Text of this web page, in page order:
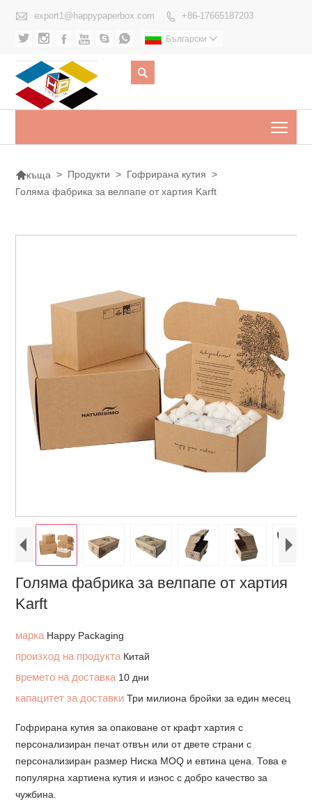
 export1@happypaperbox.com  +86-17665187203
      Български 

къща > Продукти > Гофрирана кутия >
Голяма фабрика за велпапе от хартия Karft
Голяма фабрика за велпапе от хартия
Karft
марка Happy Packaging
произход на продукта Китай
времето на доставка 10 дни
капацитет за доставкиТри милиона бройки за един месец
Гофрирана кутия за опаковане от крафт хартия с
персонализиран печат отвън или от двете страни с
персонализиран размер Ниска MOQ и евтина цена. Това е
популярна хартиена кутия и износ с добро качество за
чужбина.